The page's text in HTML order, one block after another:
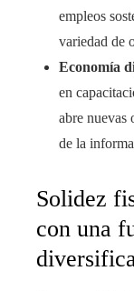
empleos
variedad de
Economía
en
abre nuevas
de la
Solidez
con una